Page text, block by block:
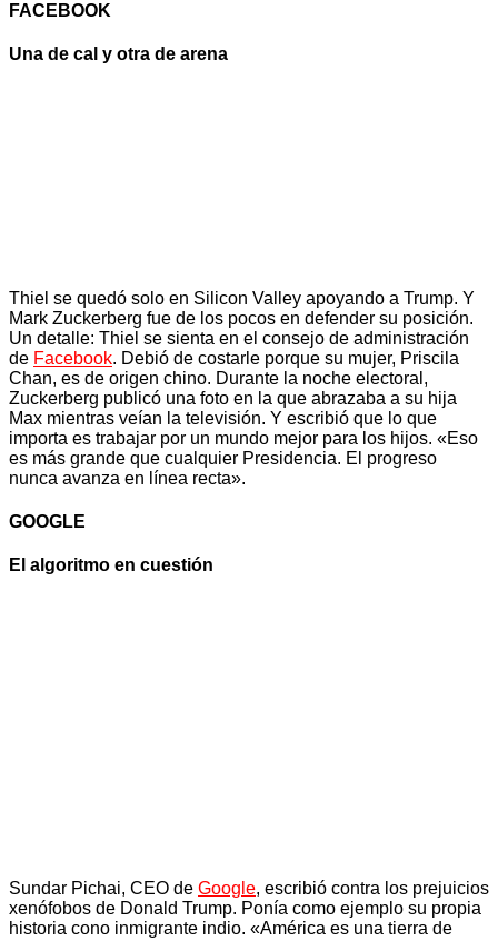
FACEBOOK
Una de cal y otra de arena
Thiel se quedó solo en Silicon Valley apoyando a Trump. Y
Mark Zuckerberg fue de los pocos en defender su posición.
Un detalle: Thiel se sienta en el consejo de administración
de Facebook. Debió de costarle porque su mujer, Priscila
Chan, es de origen chino. Durante la noche electoral,
Zuckerberg publicó una foto en la que abrazaba a su hija
Max mientras veían la televisión. Y escribió que lo que
importa es trabajar por un mundo mejor para los hijos. «Eso
es más grande que cualquier Presidencia. El progreso
nunca avanza en línea recta».
GOOGLE
El algoritmo en cuestión
Sundar Pichai, CEO de Google, escribió contra los prejuicios
xenófobos de Donald Trump. Ponía como ejemplo su propia
historia cono inmigrante indio. «América es una tierra de